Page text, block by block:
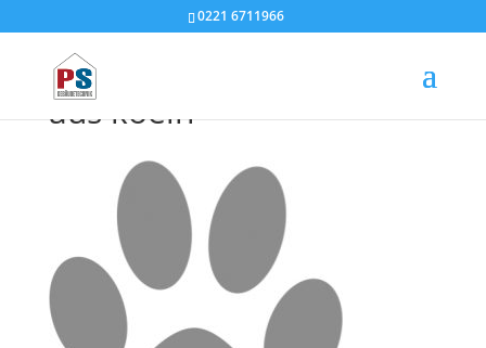
0221 6711966
schimmelspuerhund luna
aus koeln